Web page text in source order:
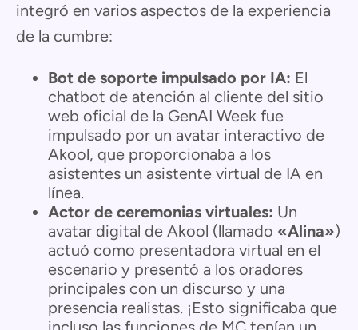
integró en varios aspectos de la experiencia
de la cumbre:
Bot de soporte impulsado por IA: El
chatbot de atención al cliente del sitio
web oficial de la GenAI Week fue
impulsado por un avatar interactivo de
Akool, que proporcionaba a los
asistentes un asistente virtual de IA en
línea.
Actor de ceremonias virtuales: Un
avatar digital de Akool (llamado «Alina»)
actuó como presentadora virtual en el
escenario y presentó a los oradores
principales con un discurso y una
presencia realistas. ¡Esto significaba que